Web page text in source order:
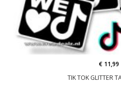
TIK TOK GLITTER
€ 11,99